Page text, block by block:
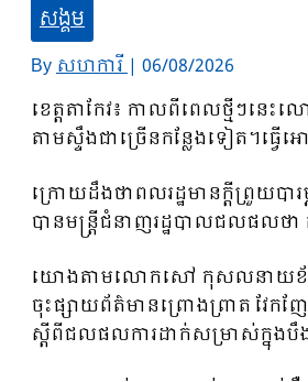
សង្គម
Byសហការី| 06/08/2026
ខេត្តតាកែវ៖ កាលពីពេលថ្មីៗនេ
តាមស្ទឹងជាច្រើនកន្លែងទៀត។ធ្វ
ក្រោយដឹងថាពលរដ្ឋមានក្តីព្រួយប
បានមន្រ្តីជំនាញរដ្ឋបាលជលផលថា
យោងតាមលោកសៅ កុសលនាយខ័ណ្ឌ
ចុះផ្សាយព័ត៌មានព្រោងព្រាត វែក
ស្ដីពីជលផលការដាក់សម្រាស់ក្នុង